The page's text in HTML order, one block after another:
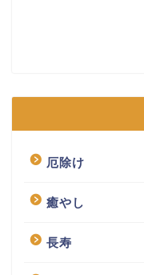
厄除け
癒やし
長寿